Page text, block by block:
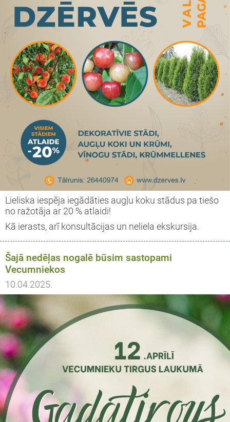
Lieliska iespēja iegādāties augļu koku stādus pa tiešo
no ražotāja ar 20 % atlaidi!
Kā ierasts, arī konsultācijas un neliela ekskursija.
Šajā nedēļas nogalē būsim sastopami
Vecumniekos
10.04.2025.